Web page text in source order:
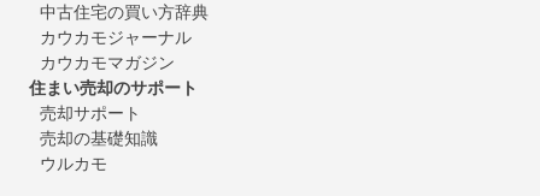
中古住宅の買い方辞典
カウカモジャーナル
カウカモマガジン
住まい売却のサポート
売却サポート
売却の基礎知識
ウルカモ